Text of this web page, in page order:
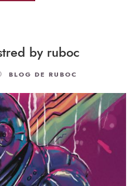
by ruboc
BLOG DE RUBOC